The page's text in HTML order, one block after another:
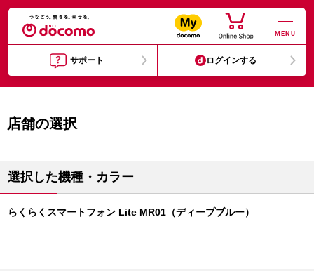
MENU
サポート ログインする
店舗の選択
選択した機種・カラー
らくらくスマートフォン Lite MR01（ディープブルー）